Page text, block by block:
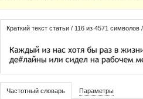
Краткий текст статьи / 116 из 4571 символов
Частотный словарь Параметры